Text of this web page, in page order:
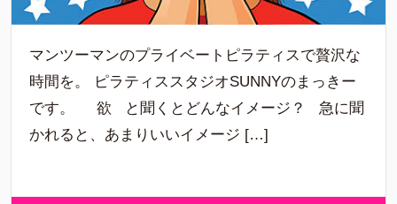
マンツーマンのプライベートピラティスで贅沢な
時間を。 ピラティススタジオSUNNYのまっきー
です。 欲 と聞くとどんなイメージ？ 急に聞
かれると、あまりいいイメージ […]